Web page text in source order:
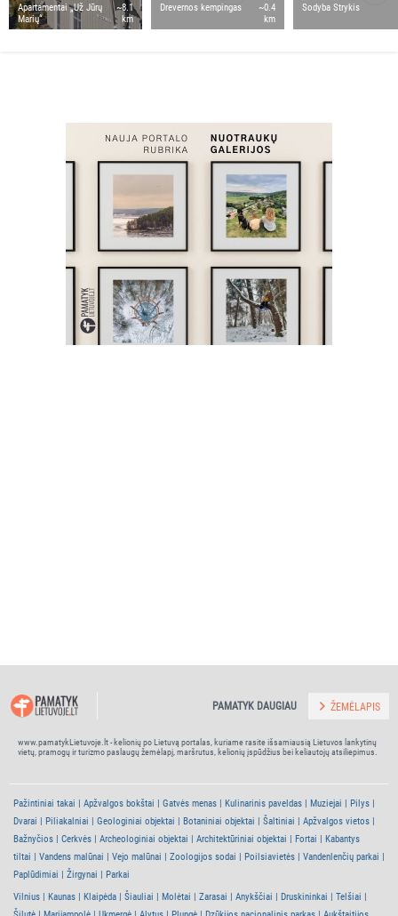
Apartamentai „Už Jūrų
Marių“
~8.1
km
Drevernos kempingas
~0.4
km
Sodyba Strykis
www.pamatykLietuvoje.lt - kelionių po Lietuvą portalas, kuriame rasite išsamiausią Lietuvos lankytinų
vietų, pramogų ir turizmo paslaugų žemėlapį, maršrutus, kelionių įspūdžius bei keliautojų atsiliepimus.
PAMATYK DAUGIAU ŽEMĖLAPIS
Pažintiniai takai Apžvalgos bokštai Gatvės menas Kulinarinis paveldas Muziejai
Pilys
Dvarai
Piliakalniai Geologiniai objektai Botaniniai objektai Šaltiniai
Apžvalgos vietos
Bažnyčios
Cerkvės Archeologiniai objektai Architektūriniai objektai Fortai
Kabantys
tiltai
Vandens malūnai Vejo malūnai Zoologijos sodai Poilsiavietės
Vandenlenčių parkai
Paplūdimiai
Žirgynai
Parkai
Vilnius
Kaunas Klaipėda Šiauliai Molėtai Zarasai Anykščiai Druskininkai
Telšiai